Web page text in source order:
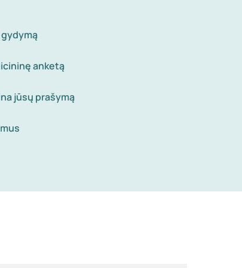
anketą
jūsų prašymą